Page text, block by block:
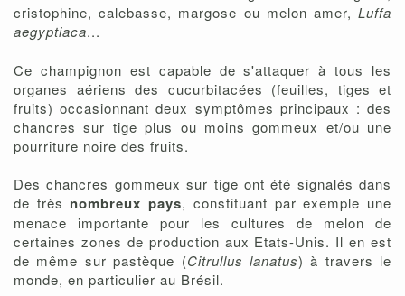
cristophine, calebasse, margose ou melon amer, Luffa
aegyptiaca...
Ce champignon est capable de s'attaquer à tous les
organes aériens des cucurbitacées (feuilles, tiges et
fruits) occasionnant deux symptômes principaux : des
chancres sur tige plus ou moins gommeux et/ou une
pourriture noire des fruits.
Des chancres gommeux sur tige ont été signalés dans
de très nombreux pays, constituant par exemple une
menace importante pour les cultures de melon de
certaines zones de production aux Etats-Unis. Il en est
de même sur pastèque (Citrullus lanatus) à travers le
monde, en particulier au Brésil.